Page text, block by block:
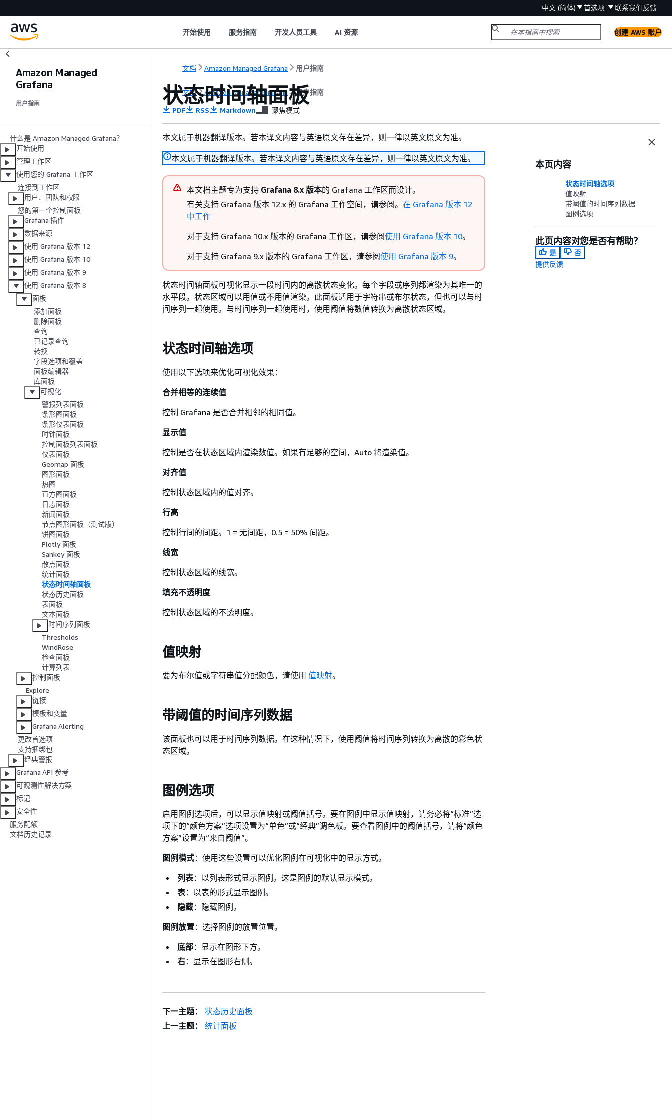
中文 (简体) 首选项 联系我们反馈
开始使用 服务指南 开发人员工具 AI 资源 创建 AWS 账户
Amazon Managed
Grafana
用户指南
什么是 Amazon Managed Grafana？
开始使用
管理工作区
使用您的 Grafana 工作区
连接到工作区
用户、团队和权限
您的第一个控制面板
Grafana 插件
数据来源
使用 Grafana 版本 12
使用 Grafana 版本 10
使用 Grafana 版本 9
使用 Grafana 版本 8
面板
添加面板
删除面板
查询
已记录查询
转换
字段选项和覆盖
面板编辑器
库面板
可视化
警报列表面板
条形图面板
条形仪表面板
时钟面板
控制面板列表面板
仪表面板
Geomap 面板
图形面板
热图
直方图面板
日志面板
新闻面板
节点图形面板（测试版）
饼图面板
Plotly 面板
Sankey 面板
散点面板
统计面板
状态时间轴面板
状态历史面板
表面板
文本面板
时间序列面板
Thresholds
WindRose
检查面板
计算列表
控制面板
Explore
链接
模板和变量
Grafana Alerting
更改首选项
支持捆绑包
经典警报
Grafana API 参考
可观测性解决方案
标记
安全性
服务配额
文档历史记录
文档 Amazon Managed Grafana 用户指南
文档 Amazon Managed Grafana 用户指南
状态时间轴面板
PDF RSS Markdown 聚焦模式
本文属于机器翻译版本。若本译文内容与英语原文存在差异，则一律以英文原文为准。
本文属于机器翻译版本。若本译文内容与英语原文存在差异，则一律以英文原文为准。
本文档主题专为支持 Grafana 8.x 版本的 Grafana 工作区而设计。
有关支持 Grafana 版本 12.x 的 Grafana 工作空间，请参阅。 在 Grafana 版本 12
中工作
对于支持 Grafana 10.x 版本的 Grafana 工作区，请参阅使用 Grafana 版本 10。
对于支持 Grafana 9.x 版本的 Grafana 工作区，请参阅使用 Grafana 版本 9。
状态时间轴面板可视化显示一段时间内的离散状态变化。每个字段或序列都渲染为其唯一的
水平段。状态区域可以用值或不用值渲染。此面板适用于字符串或布尔状态，但也可以与时
间序列一起使用。与时间序列一起使用时，使用阈值将数值转换为离散状态区域。
状态时间轴选项
使用以下选项来优化可视化效果：
合并相等的连续值
控制 Grafana 是否合并相邻的相同值。
显示值
控制是否在状态区域内渲染数值。如果有足够的空间，Auto 将渲染值。
对齐值
控制状态区域内的值对齐。
行高
控制行间的间距。1 = 无间距，0.5 = 50% 间距。
线宽
控制状态区域的线宽。
填充不透明度
控制状态区域的不透明度。
值映射
要为布尔值或字符串值分配颜色，请使用 值映射。
带阈值的时间序列数据
该面板也可以用于时间序列数据。在这种情况下，使用阈值将时间序列转换为离散的彩色状
态区域。
图例选项
启用图例选项后，可以显示值映射或阈值括号。要在图例中显示值映射，请务必将“标准”选
项下的“颜色方案”选项设置为“单色”或“经典”调色板。要查看图例中的阈值括号，请将“颜色
方案”设置为“来自阈值”。
图例模式：使用这些设置可以优化图例在可视化中的显示方式。
列表：以列表形式显示图例。这是图例的默认显示模式。
表：以表的形式显示图例。
隐藏：隐藏图例。
图例放置：选择图例的放置位置。
底部：显示在图形下方。
右：显示在图形右侧。
本页内容
状态时间轴选项
值映射
带阈值的时间序列数据
图例选项
此页内容对您是否有帮助？
是
否
提供反馈
下一主题：
状态历史面板
上一主题：
统计面板